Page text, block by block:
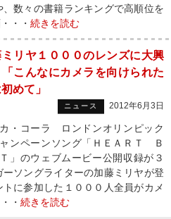
数々の書籍ランキングで高順位を
・・ 続きを読む
ミリヤ１０００のレンズに大興
こんなにカメラを向けられた
めて」
ニュース 2012年6月3日
・コーラ ロンドンオリンピック
ンペーンソング「ＨＥＡＲＴ Ｂ
」のウェブムービー公開収録が３
ソングライターの加藤ミリヤが登
に参加した１０００人全員がカメ
・ 続きを読む